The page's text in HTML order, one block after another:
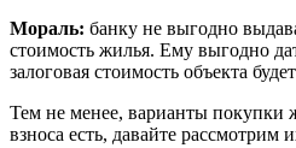
Мораль: банку не выгодно
стоимость жилья. Ему выгодно
залоговая стоимость объекта
Тем не менее, варианты покупки
взноса есть, давайте рассмотрим